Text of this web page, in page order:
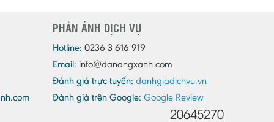
Quảng Trị
Sóc Trăng
Sơn La
Tây Ninh
Thái Bình
PHẢN ÁNH DỊCH VỤ
Hotline: 0236 3 616 919
Email: info@danangxanh.com
Đánh giá trực tuyến: danhgiadichvu.vn
Đánh giá trên Google: Google Review
20645270